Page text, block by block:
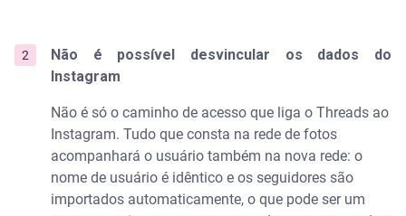
Não é possível desvincular os dados do
Instagram
Não é só o caminho de acesso que liga o Threads ao
Instagram. Tudo que consta na rede de fotos
acompanhará o usuário também na nova rede: o
nome de usuário é idêntico e os seguidores são
importados automaticamente, o que pode ser um